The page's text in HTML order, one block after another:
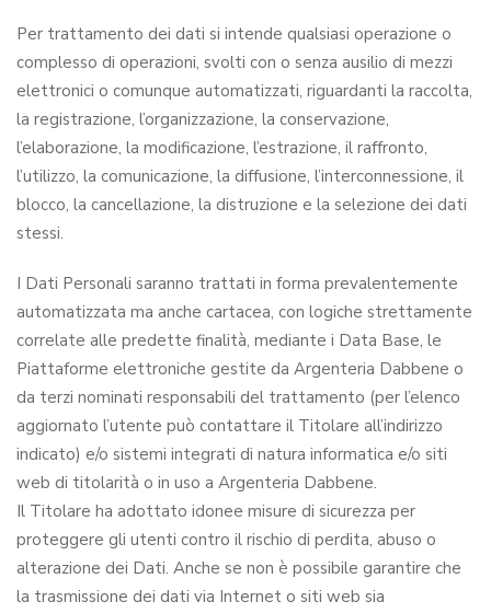
Per trattamento dei dati si intende qualsiasi operazione o
complesso di operazioni, svolti con o senza ausilio di mezzi
elettronici o comunque automatizzati, riguardanti la raccolta,
la registrazione, l’organizzazione, la conservazione,
l’elaborazione, la modificazione, l’estrazione, il raffronto,
l’utilizzo, la comunicazione, la diffusione, l’interconnessione, il
blocco, la cancellazione, la distruzione e la selezione dei dati
stessi.
I Dati Personali saranno trattati in forma prevalentemente
automatizzata ma anche cartacea, con logiche strettamente
correlate alle predette finalità, mediante i Data Base, le
Piattaforme elettroniche gestite da Argenteria Dabbene o
da terzi nominati responsabili del trattamento (per l’elenco
aggiornato l’utente può contattare il Titolare all’indirizzo
indicato) e/o sistemi integrati di natura informatica e/o siti
web di titolarità o in uso a Argenteria Dabbene.
Il Titolare ha adottato idonee misure di sicurezza per
proteggere gli utenti contro il rischio di perdita, abuso o
alterazione dei Dati. Anche se non è possibile garantire che
la trasmissione dei dati via Internet o siti web sia